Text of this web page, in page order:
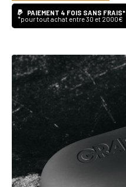
PAIEMENT 4 FOIS SANS FRAIS*
*pour tout achat entre 30 et 2000€